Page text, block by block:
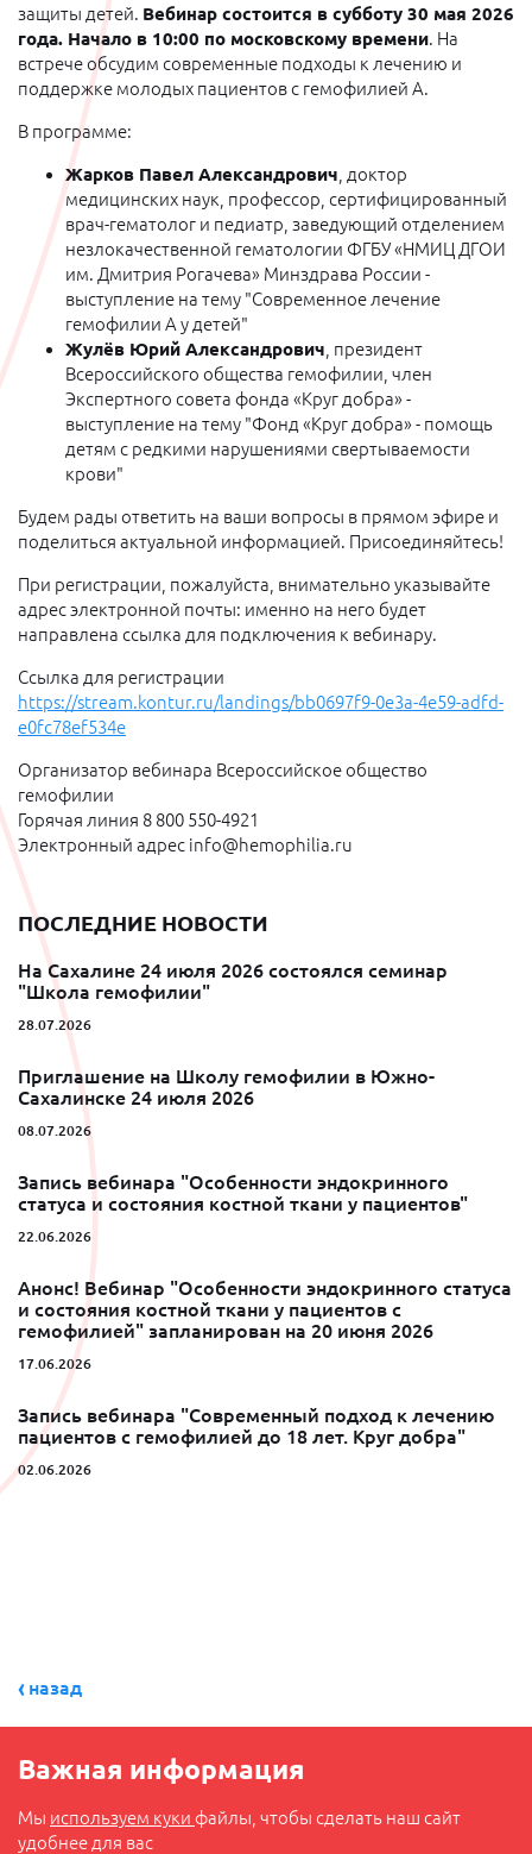
защиты детей. Вебинар состоится в субботу 30 мая 2026
года. Начало в 10:00 по московскому времени. На
встречеобсудим современные подходы к лечению и
поддержке молодых пациентов с гемофилией А.
В программе:
Жарков Павел Александрович , доктор
медицинских наук, профессор, сертифицированный
врач-гематолог и педиатр, заведующий отделением
незлокачественной гематологии ФГБУ «НМИЦ ДГОИ
им. Дмитрия Рогачева» Минздрава России -
выступление на тему "Современное лечение
гемофилии А у детей"
Жулёв Юрий Александрович , президент
Всероссийского общества гемофилии, член
Экспертного совета фонда «Круг добра» -
выступление на тему "Фонд «Круг добра» - помощь
детям с редкими нарушениями свертываемости
крови"
Будем рады ответить на ваши вопросы в прямом эфире и
поделиться актуальной информацией. Присоединяйтесь!
При регистрации, пожалуйста, внимательно указывайте
адрес электронной почты: именно на него будет
направлена ссылка для подключения к вебинару.
Ссылка для регистрации
https://stream.kontur.ru/landings/bb0697f9-0e3a-4e59-adfd-
e0fc78ef534e
Организатор вебинара Всероссийское общество
гемофилии
Горячая линия 8 800 550-4921
Электронный адрес info@hemophilia.ru
ПОСЛЕДНИЕ НОВОСТИ
На Сахалине 24 июля 2026 состоялся семинар
"Школа гемофилии"
28.07.2026
Приглашение на Школу гемофилии в Южно-
Сахалинске 24 июля 2026
08.07.2026
Запись вебинара "Особенности эндокринного
статуса и состояния костной ткани у пациентов"
22.06.2026
Анонс! Вебинар "Особенности эндокринного статуса
и состояния костной ткани у пациентов с
гемофилией" запланирован на 20 июня 2026
17.06.2026
Запись вебинара "Современный подход к лечению
пациентов с гемофилией до 18 лет. Круг добра"
02.06.2026
назад
Важная информация
Мы используем куки файлы, чтобы сделать наш сайт
удобнее для вас